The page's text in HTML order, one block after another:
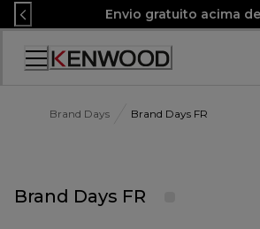
Skip
to
Content
Envio gratuito acima
Brand Days Brand Days FR
Brand Days FR